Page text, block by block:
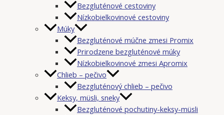
Bezgluténové cestoviny
Nízkobielkovinové cestoviny
Múky
Bezgluténové múčne zmesi Promix
Prirodzene bezgluténové múky
Nízkobielkovinové zmesi Apromix
Chlieb – pečivo
Bezgluténový chlieb – pečivo
Keksy, müsli, sneky
Bezgluténové pochutiny-keksy-müsli